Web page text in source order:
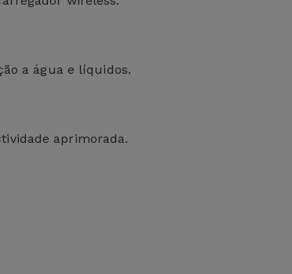
a água e líquidos.
aprimorada.